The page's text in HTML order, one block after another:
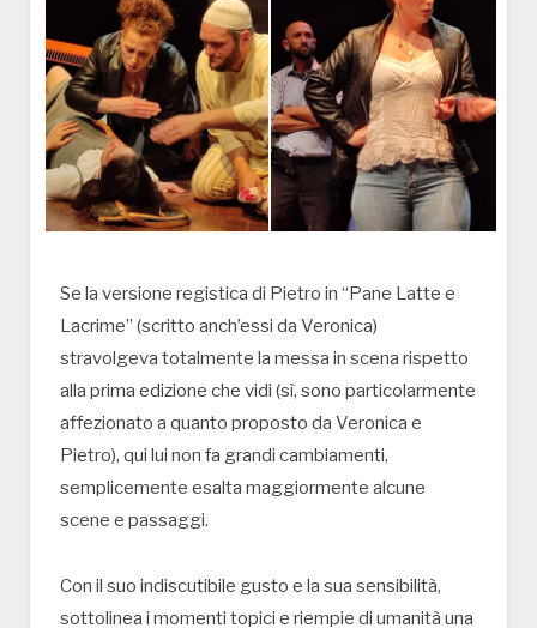
Se la versione registica di Pietro in “Pane Latte e
Lacrime” (scritto anch’essi da Veronica)
stravolgeva totalmente la messa in scena rispetto
alla prima edizione che vidi (sì, sono particolarmente
affezionato a quanto proposto da Veronica e
Pietro), qui lui non fa grandi cambiamenti,
semplicemente esalta maggiormente alcune
scene e passaggi.
Con il suo indiscutibile gusto e la sua sensibilità,
sottolinea i momenti topici e riempie di umanità una